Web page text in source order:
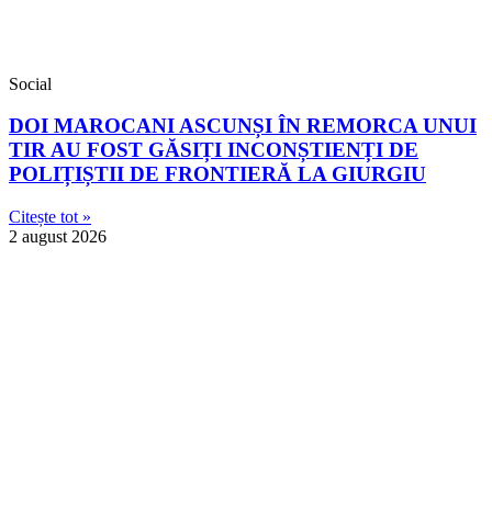
Social
DOI MAROCANI ASCUNȘI ÎN REMORCA UNUI
TIR AU FOST GĂSIȚI INCONȘTIENȚI DE
POLIȚIȘTII DE FRONTIERĂ LA GIURGIU
Citește tot »
2 august 2026